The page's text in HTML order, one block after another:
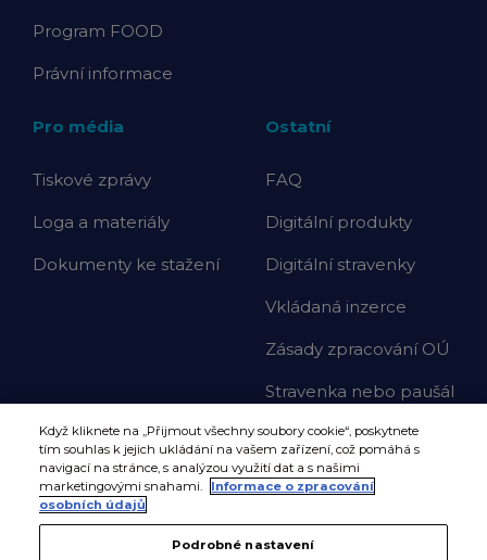
Program FOOD
Právní informace
Pro média
Tiskové zprávy
Loga a materiály
Dokumenty ke stažení
Ostatní
FAQ
Digitální produkty
Digitální stravenky
Vkládaná inzerce
Zásady zpracování OÚ
Stravenka nebo paušál
Když kliknete na „Přijmout všechny soubory cookie“, poskytnete
tím souhlas k jejich ukládání na vašem zařízení, což pomáhá s
navigací na stránce, s analýzou využití dat a s našimi
marketingovými snahami.
Informace o zpracování
osobních údajů
Podrobné nastavení